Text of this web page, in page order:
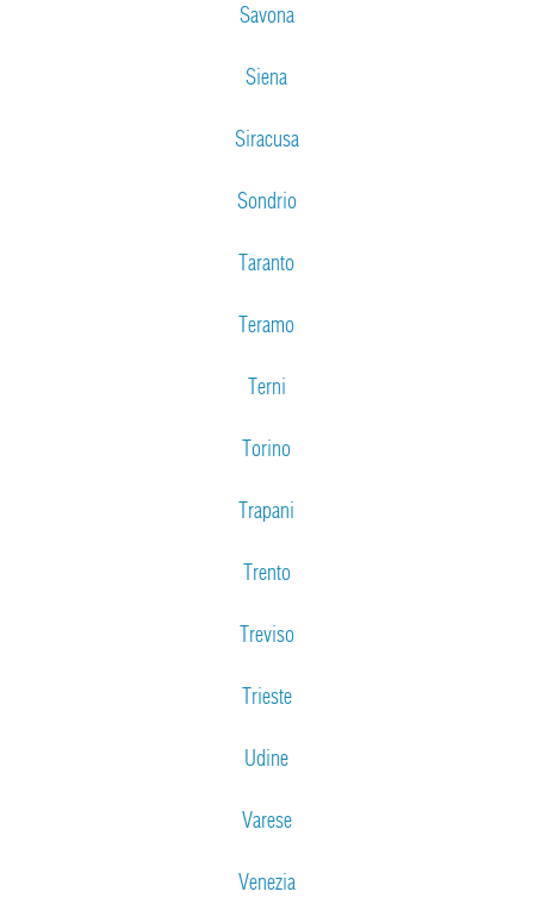
Savona
Siena
Siracusa
Sondrio
Taranto
Teramo
Terni
Torino
Trapani
Trento
Treviso
Trieste
Udine
Varese
Venezia